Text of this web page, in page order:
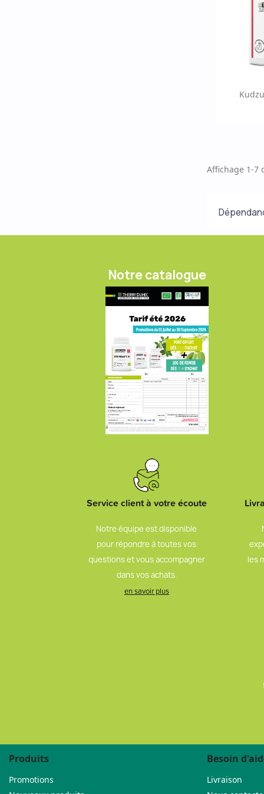

Affichage 1-7
Notre catalogue
Service client à votre écoute
Notre équipe est disponible
pour répondre à toutes vos
questions et vous accompagner
dans vos achats.
en savoir plus
les
Produits
Promotions
Besoin
Livraison